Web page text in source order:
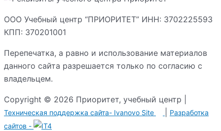
ООО Учебный центр “ПРИОРИТЕТ” ИНН: 3702225593
КПП: 370201001
Перепечатка, а равно и использование материалов
данного сайта разрешается только по согласию с
владельцем.
Copyright © 2026 Приоритет, учебный центр |
Техническая поддержка сайта- Ivanovo Site
Разработка
сайтов -